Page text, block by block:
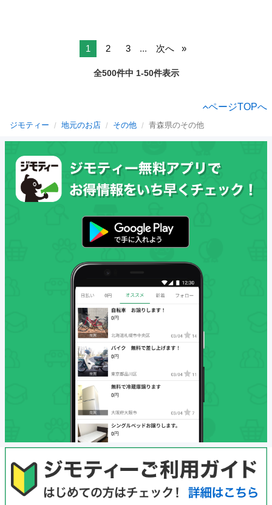
1 2 3 ... 次へ
全500件中 1-50件表示
ページTOPへ
ジモティー 地元のお店 その他 青森県のその他